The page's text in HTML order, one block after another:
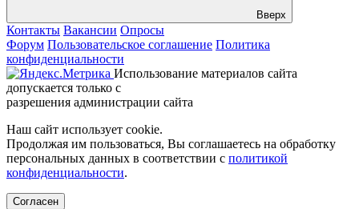
Вверх
Контакты Вакансии Опросы
Форум Пользовательское соглашение Политика
конфиденциальности
Использование материалов сайта
допускается только с
разрешения администрации сайта
Наш сайт использует cookie.
Продолжая им пользоваться, Вы соглашаетесь на обработку
персональных данных в соответствии с политикой
конфиденциальности.
Согласен